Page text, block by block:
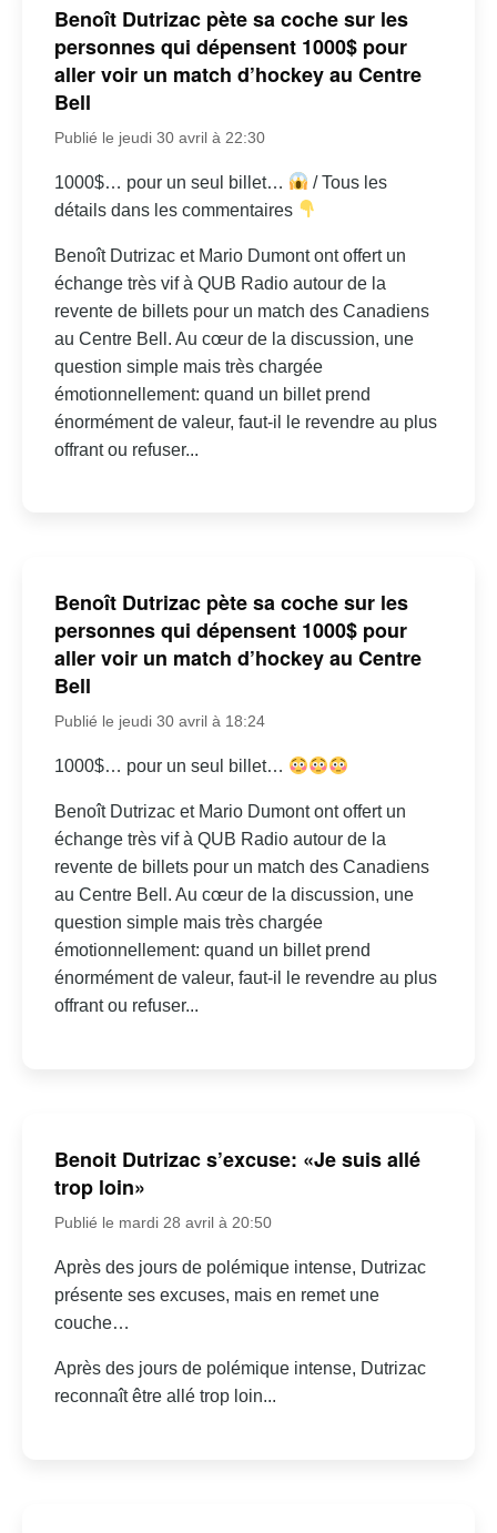
Benoît Dutrizac pète sa coche sur les
personnes qui dépensent 1000$ pour
aller voir un match d’hockey au Centre
Bell
Publié le jeudi 30 avril à 22:30
1000$… pour un seul billet…
/ Tous les
détails dans les commentaires
Benoît Dutrizac et Mario Dumont ont offert un
échange très vif à QUB Radio autour de la
revente de billets pour un match des Canadiens
au Centre Bell. Au cœur de la discussion, une
question simple mais très chargée
émotionnellement: quand un billet prend
énormément de valeur, faut-il le revendre au plus
offrant ou refuser...
Benoît Dutrizac pète sa coche sur les
personnes qui dépensent 1000$ pour
aller voir un match d’hockey au Centre
Bell
Publié le jeudi 30 avril à 18:24
1000$… pour un seul billet…
Benoît Dutrizac et Mario Dumont ont offert un
échange très vif à QUB Radio autour de la
revente de billets pour un match des Canadiens
au Centre Bell. Au cœur de la discussion, une
question simple mais très chargée
émotionnellement: quand un billet prend
énormément de valeur, faut-il le revendre au plus
offrant ou refuser...
Benoit Dutrizac s’excuse: «Je suis allé
trop loin»
Publié le mardi 28 avril à 20:50
Après des jours de polémique intense, Dutrizac
présente ses excuses, mais en remet une
couche…
Après des jours de polémique intense, Dutrizac
reconnaît être allé trop loin...